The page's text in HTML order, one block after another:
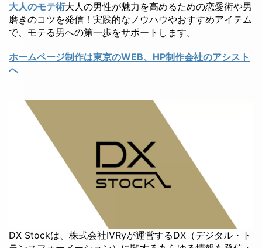
大人のモテ術大人の男性が魅力を高めるための恋愛術や男
磨きのコツを発信！実践的なノウハウやおすすめアイテム
で、モテる男への第一歩をサポートします。
ホームページ制作は東京のWEB、HP制作会社のアシスト
へ
DX Stockは、株式会社IVRyが運営するDX（デジタル・ト